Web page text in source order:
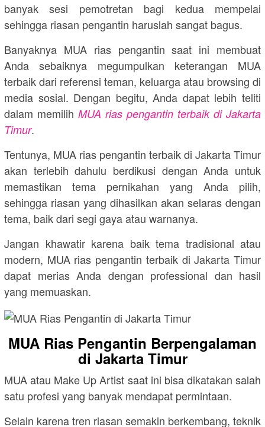
banyak sesi pemotretan bagi kedua mempelai
sehingga riasan pengantin haruslah sangat bagus.
Banyaknya MUA rias pengantin saat ini membuat
Anda sebaiknya megumpulkan keterangan MUA
terbaik dari referensi teman, keluarga atau browsing di
media sosial. Dengan begitu, Anda dapat lebih teliti
dalam memilih MUA rias pengantin terbaik di Jakarta
Timur.
Tentunya, MUA rias pengantin terbaik di Jakarta Timur
akan terlebih dahulu berdikusi dengan Anda untuk
memastikan tema pernikahan yang Anda pilih,
sehingga riasan yang dihasilkan akan selaras dengan
tema, baik dari segi gaya atau warnanya.
Jangan khawatir karena baik tema tradisional atau
modern, MUA rias pengantin terbaik di Jakarta Timur
dapat merias Anda dengan professional dan hasil
yang memuaskan.
MUA Rias Pengantin Berpengalaman
di Jakarta Timur
MUA atau Make Up Artist saat ini bisa dikatakan salah
satu profesi yang banyak mendapat permintaan.
Selain karena tren riasan semakin berkembang, teknik